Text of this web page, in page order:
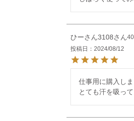
ひーさん3108
投稿日
2024/08/12
仕事用に購入しま
とても汗を吸っ